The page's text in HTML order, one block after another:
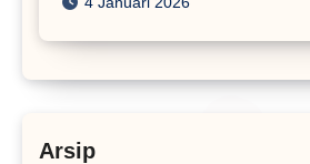
Arsip